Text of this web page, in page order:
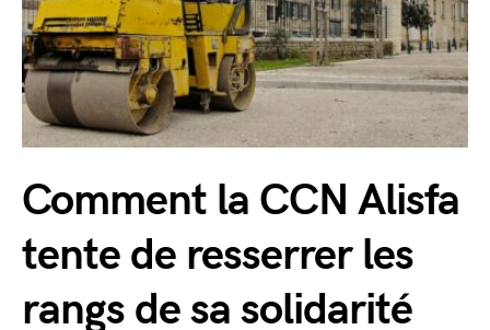
Comment la CCN Alisfa
tente de resserrer les
rangs de sa solidarité